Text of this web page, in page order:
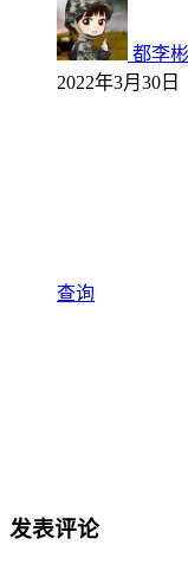
都李彬
2022年3月30日
查询
发表评论